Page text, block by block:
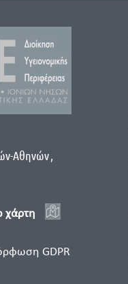
Αθηνών,
χάρτη
GDPR